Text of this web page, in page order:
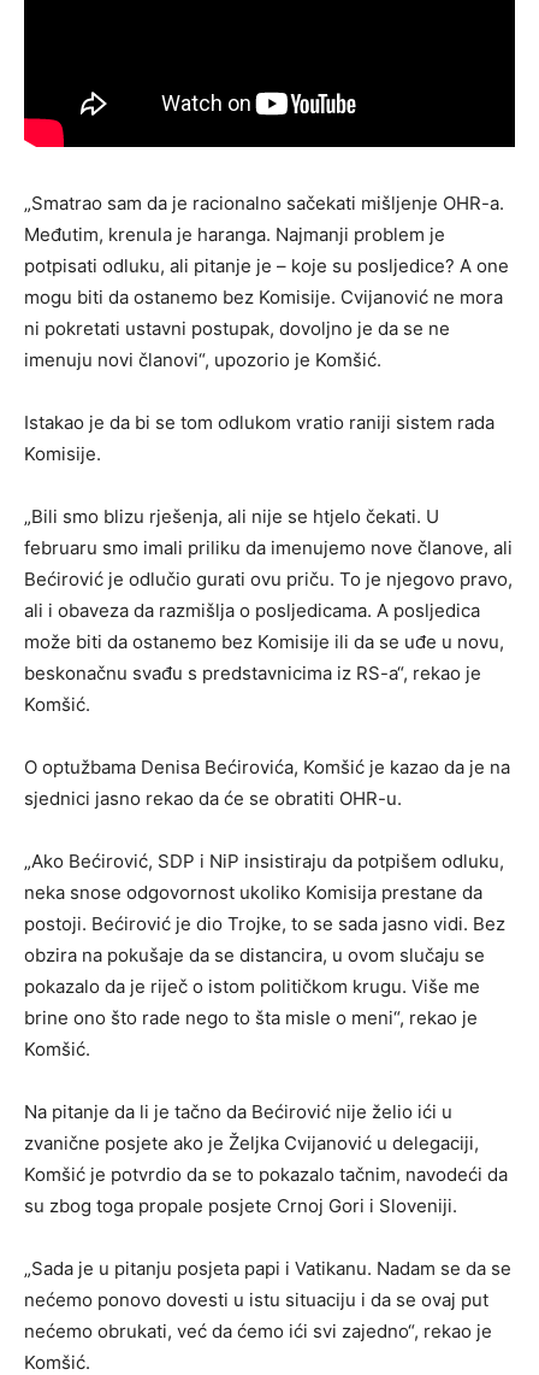
„Smatrao sam da je racionalno sačekati mišljenje OHR-a.
Međutim, krenula je haranga. Najmanji problem je
potpisati odluku, ali pitanje je – koje su posljedice? A one
mogu biti da ostanemo bez Komisije. Cvijanović ne mora
ni pokretati ustavni postupak, dovoljno je da se ne
imenuju novi članovi“, upozorio je Komšić.
Istakao je da bi se tom odlukom vratio raniji sistem rada
Komisije.
„Bili smo blizu rješenja, ali nije se htjelo čekati. U
februaru smo imali priliku da imenujemo nove članove, ali
Bećirović je odlučio gurati ovu priču. To je njegovo pravo,
ali i obaveza da razmišlja o posljedicama. A posljedica
može biti da ostanemo bez Komisije ili da se uđe u novu,
beskonačnu svađu s predstavnicima iz RS-a“, rekao je
Komšić.
O optužbama Denisa Bećirovića, Komšić je kazao da je na
sjednici jasno rekao da će se obratiti OHR-u.
„Ako Bećirović, SDP i NiP insistiraju da potpišem odluku,
neka snose odgovornost ukoliko Komisija prestane da
postoji. Bećirović je dio Trojke, to se sada jasno vidi. Bez
obzira na pokušaje da se distancira, u ovom slučaju se
pokazalo da je riječ o istom političkom krugu. Više me
brine ono što rade nego to šta misle o meni“, rekao je
Komšić.
Na pitanje da li je tačno da Bećirović nije želio ići u
zvanične posjete ako je Željka Cvijanović u delegaciji,
Komšić je potvrdio da se to pokazalo tačnim, navodeći da
su zbog toga propale posjete Crnoj Gori i Sloveniji.
„Sada je u pitanju posjeta papi i Vatikanu. Nadam se da se
nećemo ponovo dovesti u istu situaciju i da se ovaj put
nećemo obrukati, već da ćemo ići svi zajedno“, rekao je
Komšić.